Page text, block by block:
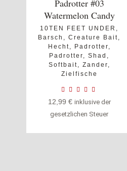
Padrotter #03
Watermelon Candy
10TEN FEET UNDER
Barsch
,Creature Bait
Hecht
Padrotter
Padrotter ,Shad
Softbait
Zander
Zielfische
12,99 € inklusive der
gesetzlichen Steuer